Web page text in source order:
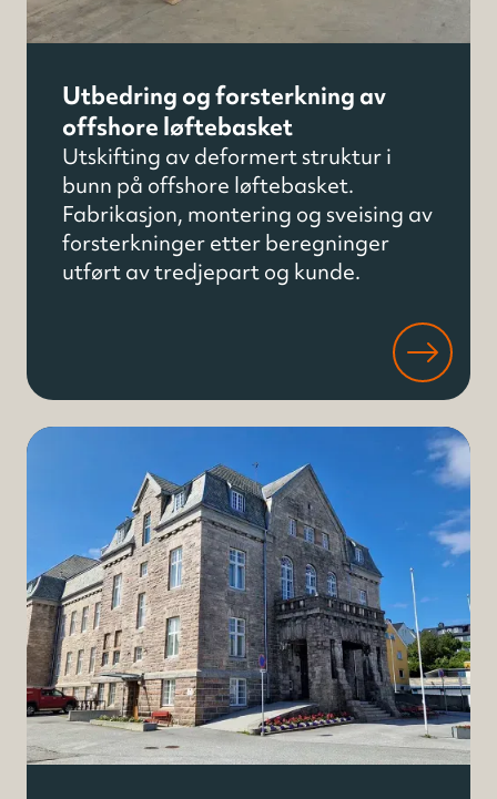
Utbedring og forsterkning av
offshore løftebasket
Utskifting av deformert struktur i
bunn på offshore løftebasket.
Fabrikasjon, montering og sveising av
forsterkninger etter beregninger
utført av tredjepart og kunde.